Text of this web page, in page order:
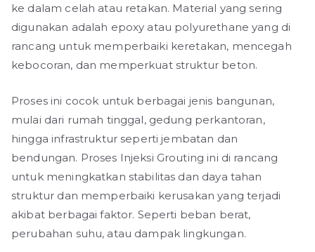
ke dalam celah atau retakan. Material yang sering
digunakan adalah epoxy atau polyurethane yang di
rancang untuk memperbaiki keretakan, mencegah
kebocoran, dan memperkuat struktur beton.
Proses ini cocok untuk berbagai jenis bangunan,
mulai dari rumah tinggal, gedung perkantoran,
hingga infrastruktur seperti jembatan dan
bendungan. Proses Injeksi Grouting ini di rancang
untuk meningkatkan stabilitas dan daya tahan
struktur dan memperbaiki kerusakan yang terjadi
akibat berbagai faktor. Seperti beban berat,
perubahan suhu, atau dampak lingkungan.